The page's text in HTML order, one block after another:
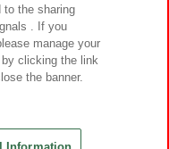
Inc.
Lab Inc.
Reserved.
to the sharing
. If you
manage your
clicking the link
the banner.